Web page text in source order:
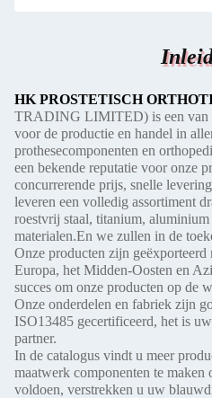
HK PROSTETISCH
TRADING LIMITED) is een van
voor de productie en handel in
prothesecomponenten en
een bekende reputatie voor onze
concurrerende prijs, snelle
leveren een volledig assortiment
roestvrij staal, titanium, aluminium
materialen.En we zullen in de
Onze producten zijn
Europa, het Midden-Oosten en
succes om onze producten op de
Onze onderdelen en fabriek zijn
ISO13485 gecertificeerd, het is
partner.
In de catalogus vindt u meer
maatwerk componenten te maken
voldoen, verstrekken u uw